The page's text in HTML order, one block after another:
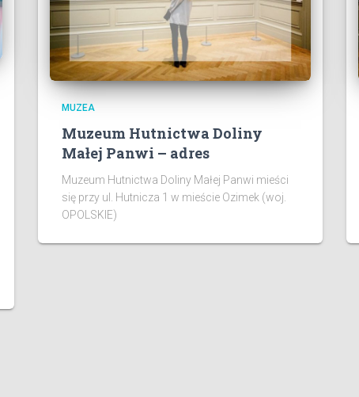
MUZEA
Muzeum Hutnictwa Doliny
Małej Panwi – adres
Muzeum Hutnictwa Doliny Małej Panwi mieści
się przy ul. Hutnicza 1 w mieście Ozimek (woj.
OPOLSKIE)